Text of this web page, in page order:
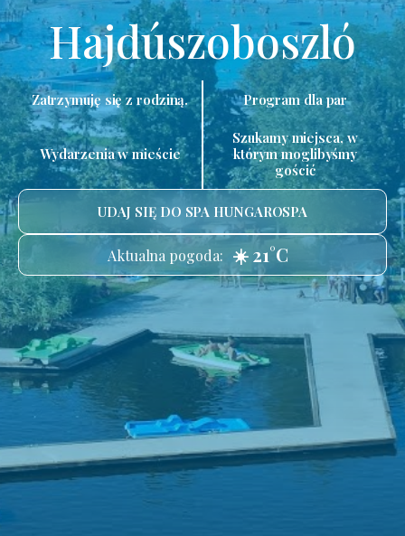
Hajdúszoboszló
Zatrzymuję się z rodziną. Program dla par
Wydarzenia w mieście
Szukamy miejsca, w
którym moglibyśmy
gościć
UDAJ SIĘ DO SPA HUNGAROSPA
Aktualna pogoda: ☀️ 21°C